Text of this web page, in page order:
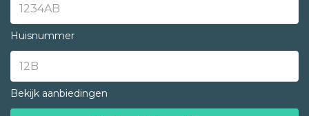
Huisnummer
Bekijk aanbiedingen